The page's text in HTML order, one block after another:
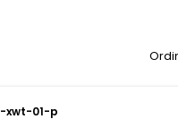
xwt-01-p